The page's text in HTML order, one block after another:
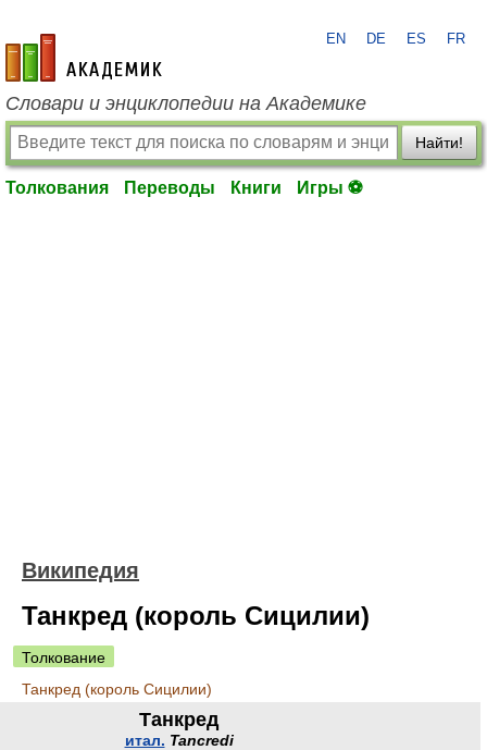
academic.ru
EN DE ES FR
Словари и энциклопедии на Академике
Найти!
Толкования Переводы Книги Игры ⚽
Википедия
Танкред (король Сицилии)
Толкование
Танкред (король Сицилии)
Танкред
итал. Tancredi